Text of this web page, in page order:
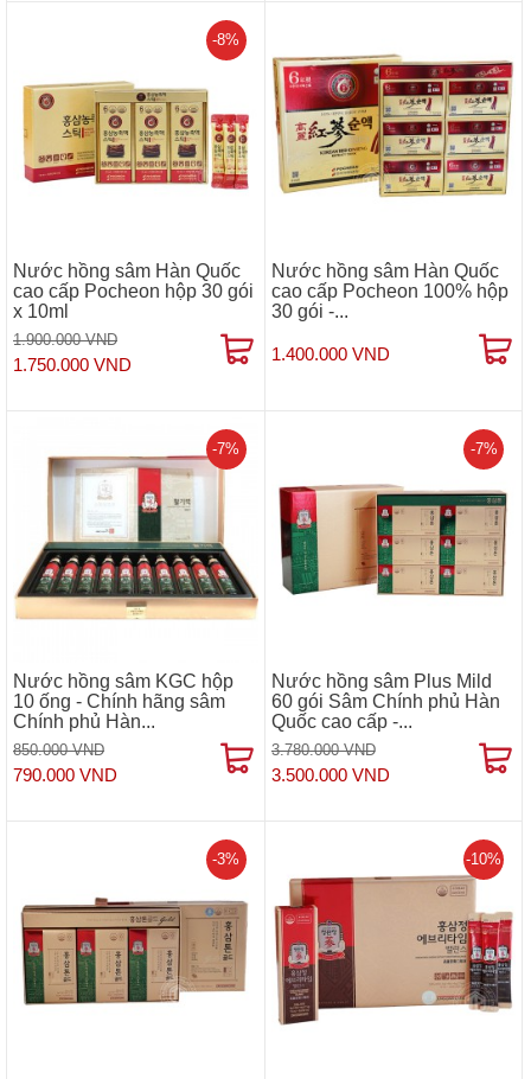
Nước hồng sâm Hàn Quốc
cao cấp Pocheon hộp 30 gói
x 10ml
1.900.000 VND
1.750.000 VND
-8%
Nước hồng sâm Hàn Quốc
cao cấp Pocheon 100% hộp
30 gói -...
1.400.000 VND
Nước hồng sâm KGC hộp
10 ống - Chính hãng sâm
Chính phủ Hàn...
850.000 VND
790.000 VND
-7%
Nước hồng sâm Plus Mild
60 gói Sâm Chính phủ Hàn
Quốc cao cấp -...
3.780.000 VND
3.500.000 VND
-7%
-3% -10%